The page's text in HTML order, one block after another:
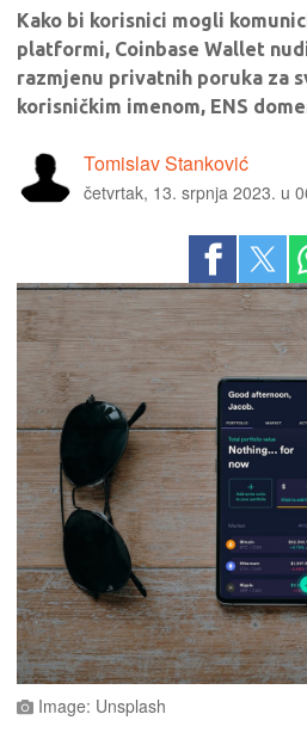
Kako bi korisnici mogli
platformi, Coinbase Wallet
razmjenu privatnih poruka za
korisničkim imenom, ENS
Tomislav Stanković
četvrtak, 13. srpnja 2023. u
Image: Unsplash